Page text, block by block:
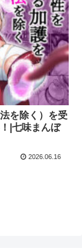
を除く）を受
|七味まんぼ
2026.06.16